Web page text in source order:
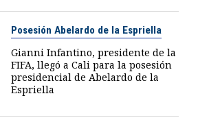
Posesión Abelardo de la Espriella
Gianni Infantino, presidente de la
FIFA, llegó a Cali para la posesión
presidencial de Abelardo de la
Espriella